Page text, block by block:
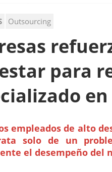
Outsourcing
para
en
empleados de alto
solo de un
el desempeño del